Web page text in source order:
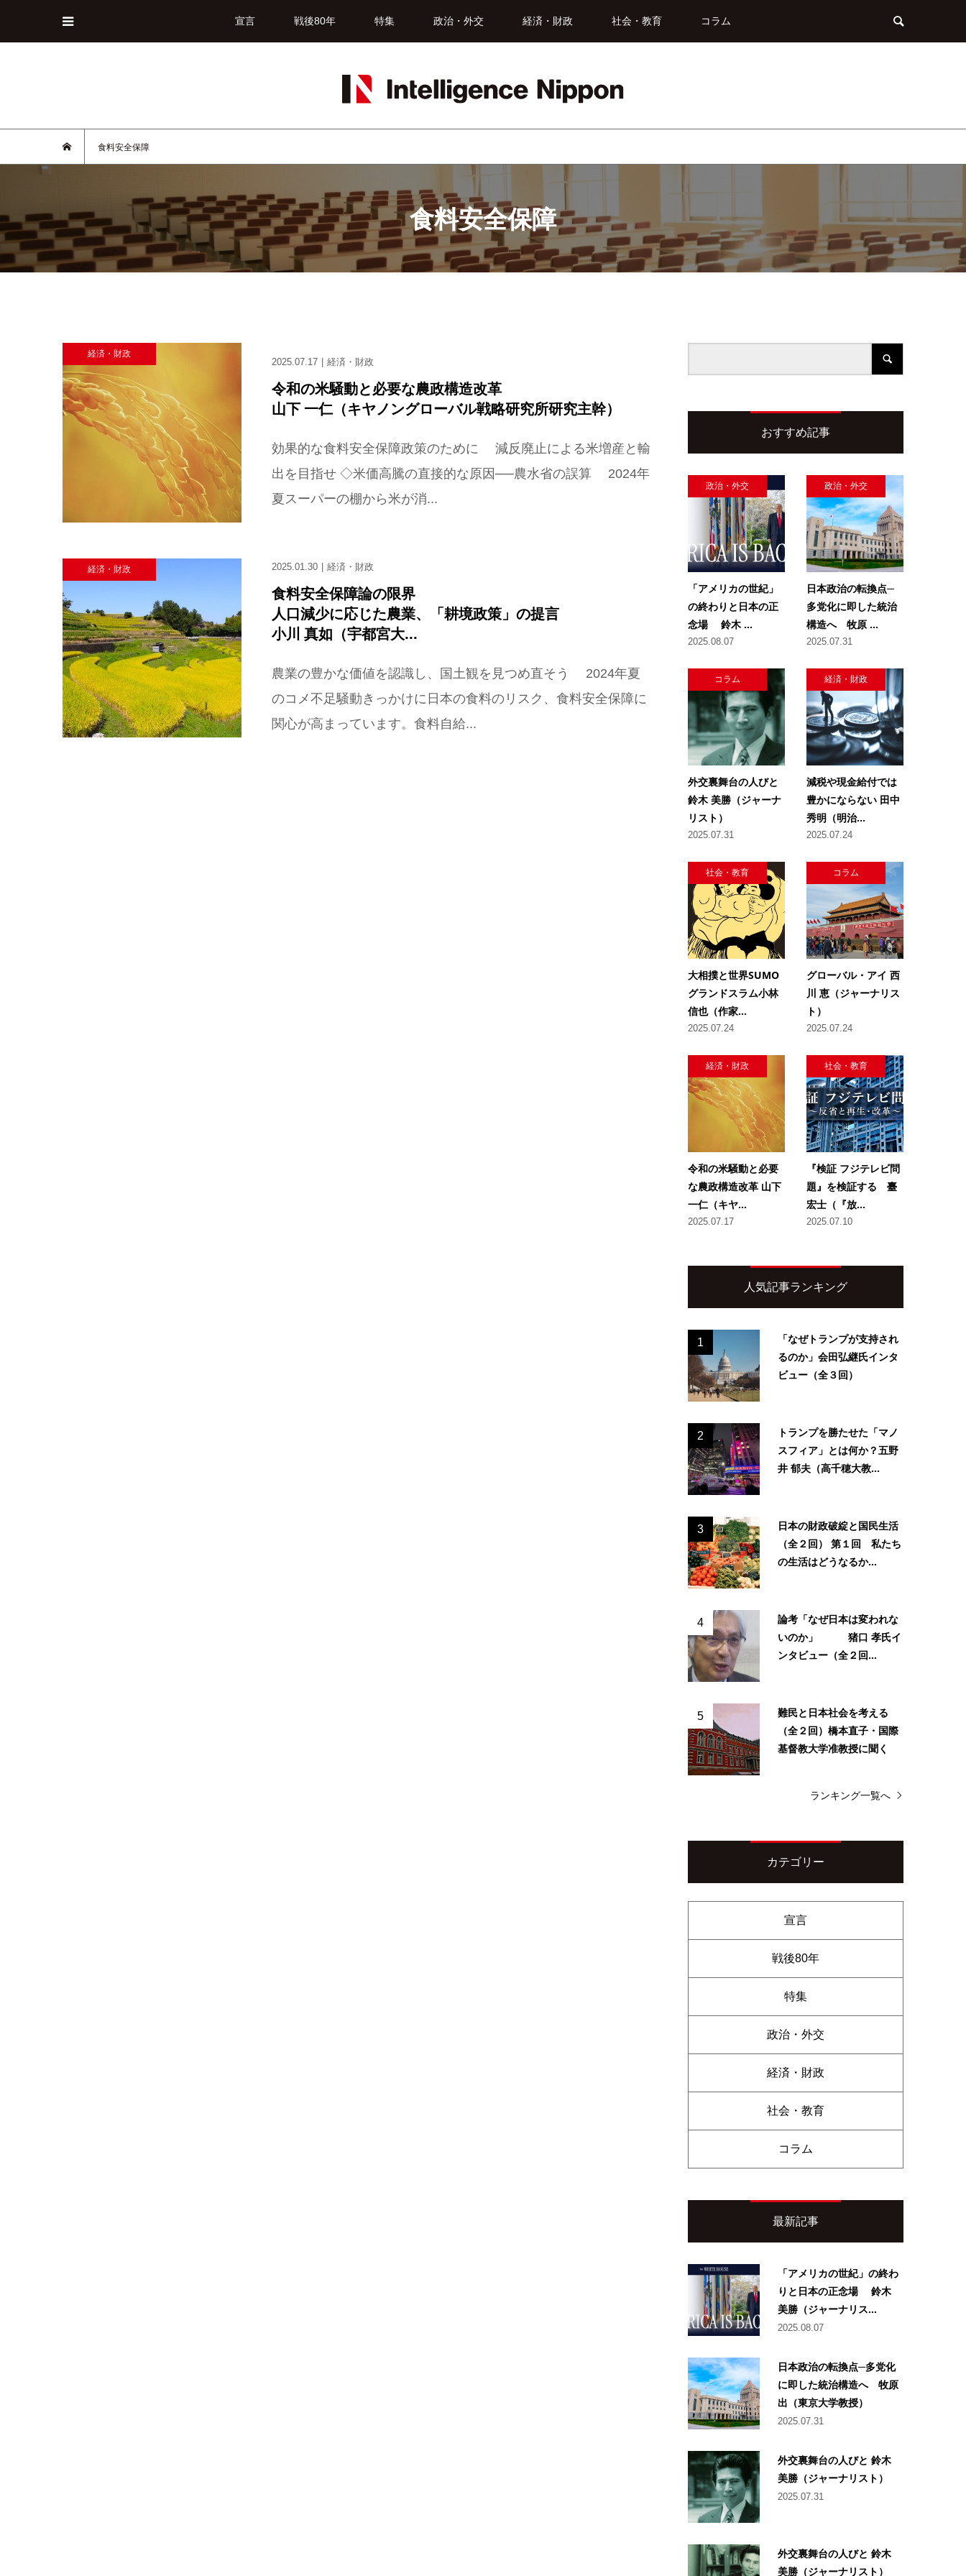
宣言 戦後80年 特集 政治・外交 経済・財政 社会・教育 コラム
食料安全保障
食料安全保障
経済・財政
2025.07.17 経済・財政
令和の米騒動と必要な農政構造改革
山下 一仁（キヤノングローバル戦略研究所研究主幹）
効果的な食料安全保障政策のために 減反廃止による米増産と輸
出を目指せ ◇米価高騰の直接的な原因──農水省の誤算 2024年
夏スーパーの棚から米が消...
経済・財政 2025.01.30 経済・財政
食料安全保障論の限界
人口減少に応じた農業、「耕境政策」の提言
小川 真如（宇都宮大...
農業の豊かな価値を認識し、国土観を見つめ直そう 2024年夏
のコメ不足騒動きっかけに日本の食料のリスク、食料安全保障に
関心が高まっています。食料自給...
おすすめ記事
政治・外交
「アメリカの世紀」
の終わりと日本の正
念場 鈴木 ...
2025.08.07
政治・外交
日本政治の転換点─
多党化に即した統治
構造へ 牧原 ...
2025.07.31
コラム
外交裏舞台の人びと
鈴木 美勝（ジャーナ
リスト）
2025.07.31
経済・財政
減税や現金給付では
豊かにならない 田中
秀明（明治...
2025.07.24
社会・教育
大相撲と世界SUMO
グランドスラム小林
信也（作家...
2025.07.24
コラム
グローバル・アイ 西
川 恵（ジャーナリス
ト）
2025.07.24
経済・財政
令和の米騒動と必要
な農政構造改革 山下
一仁（キヤ...
2025.07.17
社会・教育
『検証 フジテレビ問
題』を検証する 臺
宏士（『放...
2025.07.10
人気記事ランキング
1
「なぜトランプが支持され
るのか」会田弘継氏インタ
ビュー（全３回）
2
トランプを勝たせた「マノ
スフィア」とは何か？五野
井 郁夫（高千穂大教...
3
日本の財政破綻と国民生活
（全２回） 第１回 私たち
の生活はどうなるか...
4
論考「なぜ日本は変われな
いのか」 猪口 孝氏イ
ンタビュー（全２回...
5
難民と日本社会を考える
（全２回）橋本直子・国際
基督教大学准教授に聞く
ランキング一覧へ
カテゴリー
宣言
戦後80年
特集
政治・外交
経済・財政
社会・教育
コラム
最新記事
「アメリカの世紀」の終わ
りと日本の正念場 鈴木
美勝（ジャーナリス...
2025.08.07
日本政治の転換点─多党化
に即した統治構造へ 牧原
出（東京大学教授）
2025.07.31
外交裏舞台の人びと 鈴木
美勝（ジャーナリスト）
2025.07.31
外交裏舞台の人びと 鈴木
美勝（ジャーナリスト）